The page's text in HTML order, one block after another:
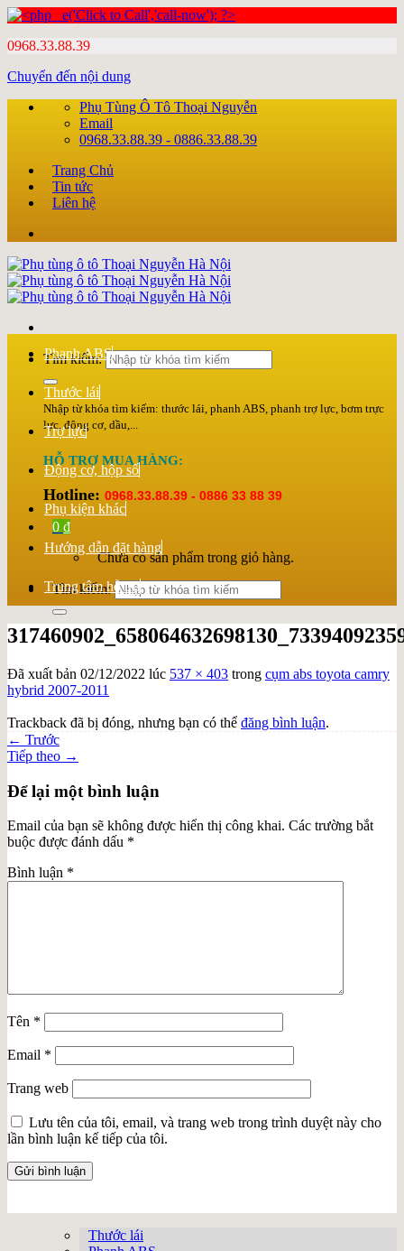
0968.33.88.39
Chuyển đến nội dung
Phụ Tùng Ô Tô Thoại Nguyễn
Email
0968.33.88.39 - 0886.33.88.39
Trang Chủ
Tin tức
Liên hệ
Tìm kiếm:
Nhập từ khóa tìm kiếm: thước lái, phanh ABS, phanh trợ lực, bơm trực
lực, động cơ, dầu,...
HỖ TRỢ MUA HÀNG:
Hotline: 0968.33.88.39 - 0886 33 88 39
0 ₫
Chưa có sản phẩm trong giỏ hàng.
Tìm kiếm:
Phanh ABS
Thước lái
Trợ lực
Động cơ, hộp số
Phụ kiện khác
Hướng dẫn đặt hàng
Trung tâm hỗ trợ
Đã xuất bản 02/12/2022 lúc 537 × 403 trong cụm abs toyota camry
hybrid 2007-2011
Trackback đã bị đóng, nhưng bạn có thể đăng bình luận.
← Trước
Tiếp theo →
Để lại một bình luận
Email của bạn sẽ không được hiển thị công khai. Các trường bắt
buộc được đánh dấu *
Bình luận *
Tên *
Email *
Trang web
Lưu tên của tôi, email, và trang web trong trình duyệt này cho
lần bình luận kế tiếp của tôi.
Thước lái